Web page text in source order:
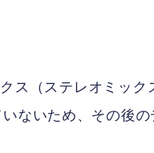
ス（ステレオミック
ないため、その後